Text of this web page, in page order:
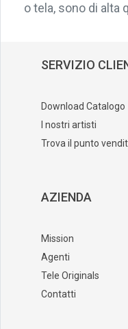
o tela, sono di alta
SERVIZIO
Download Catalogo
I nostri artisti
Trova il punto
AZIENDA
Mission
Agenti
Tele Originals
Contatti